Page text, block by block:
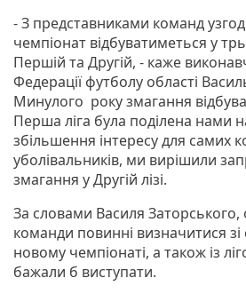
- З представниками команд
чемпіонат відбуватиметься у
Першій та Другій, - каже
Федерації футболу області
Минулого року змагання
Перша ліга була поділена нами
збільшення інтересу для самих
уболівальників, ми вирішили
змагання у Другій лізі.
За словами Василя Заторського,
команди повинні визначитися
новому чемпіонаті, а також із
бажали б виступати.